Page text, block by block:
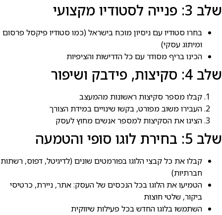
שלב 3: פנייה לסטודיו מקצועי
בחרו סטודיו עם ניסיון מוכח בישראל (כמו סטודיו פיקסל פרסום
ומיתוג עסקי)
הכינו בריף מסודר עם כל הדרישות והציפיות
שלב 4: סקיצות, פידבק ושיפור
קבלו מספר סקיצות ראשונות מהמעצב
העבירו משוב מפורט, בקשו שינויים במידת הצורך
הציגו את הסקיצות למספר אנשים מחוץ לעסק
שלב 5: בחירת לוגו סופי והטמעה
קבלו את כל קבצי הלוגו בפורמטים שונים (לדיגיטל, דפוס, רשתות
חברתיות)
הטמיעו את הלוגו בכל הנכסים של העסק: אתר, ניירת, כרטיסי
ביקור, שלטי חוצות
השתמשו בלוגו החדש בכל פעילות שיווקית